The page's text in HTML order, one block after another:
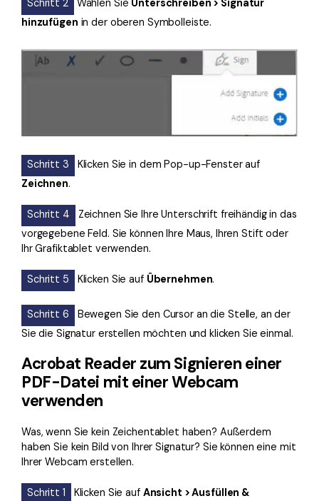
Schritt 2 Wählen Sie Unterschreiben > Signatur
hinzufügen in der oberen Symbolleiste.
Schritt 3
Klicken Sie in dem Pop-up-Fenster auf
Zeichnen.
Schritt 4
Zeichnen Sie Ihre Unterschrift freihändig in das
vorgegebene Feld. Sie können Ihre Maus, Ihren Stift oder
Ihr Grafiktablet verwenden.
Schritt 5 Klicken Sie auf Übernehmen.
Schritt 6
Bewegen Sie den Cursor an die Stelle, an der
Sie die Signatur erstellen möchten und klicken Sie einmal.
Acrobat Reader zum Signieren einer
PDF-Datei mit einer Webcam
verwenden
Was, wenn Sie kein Zeichentablet haben? Außerdem
haben Sie kein Bild von Ihrer Signatur? Sie können eine mit
Ihrer Webcam erstellen.
Schritt 1 Klicken Sie auf Ansicht > Ausfüllen &